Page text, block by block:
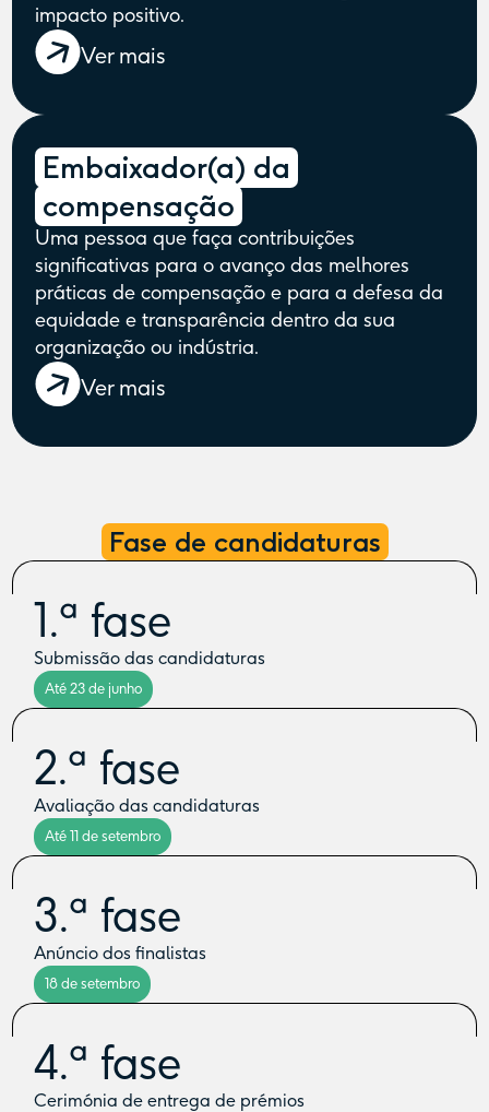
impacto positivo.
Ver mais
Embaixador(a) da
compensação
Uma pessoa que faça contribuições
significativas para o avanço das melhores
práticas de compensação e para a defesa da
equidade e transparência dentro da sua
organização ou indústria.
Ver mais
Fase de candidaturas
1.ª fase
Submissão das candidaturas
Até 23 de junho
2.ª fase
Avaliação das candidaturas
Até 11 de setembro
3.ª fase
Anúncio dos finalistas
18 de setembro
4.ª fase
Cerimónia de entrega de prémios